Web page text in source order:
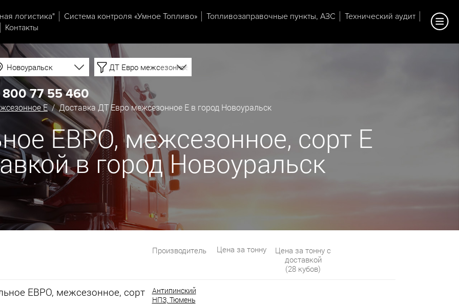
логистика" Система контроля «Умное Топливо» Топливозаправочные пункты, АЗС
Технический аудит
Контакты
Новоуральск ДТ Евро межсезонное Е
800 77 55 460
Е/ Доставка ДТ Евро межсезонное Е в город Новоуральск
ЕВРО, межсезонное, сорт Е
в город Новоуральск
Производитель Цена за тонну
Цена за тонну с
доставкой
(28 кубов)
ЕВРО, межсезонное, сорт
Антипинский
НПЗ, Тюмень